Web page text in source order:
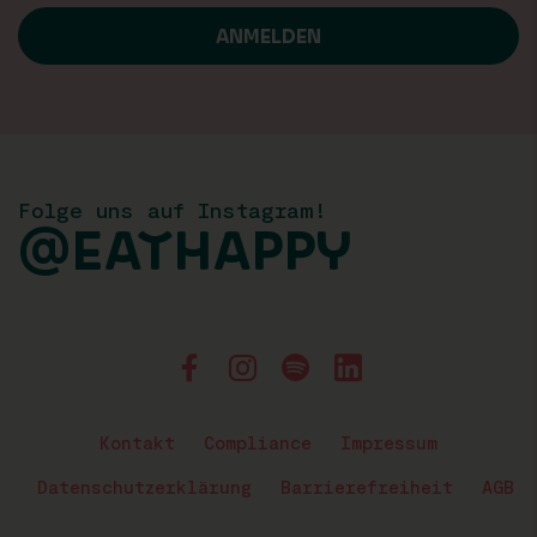
Folge uns auf Instagram!
@EATHAPPY
Kontakt Compliance Impressum
Datenschutzerklärung Barrierefreiheit AGB